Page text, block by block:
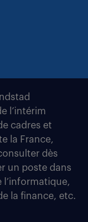
l’intérim
cadres et
la France,
dès
un poste dans
l’informatique,
la finance, etc.